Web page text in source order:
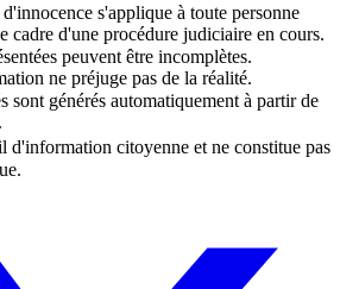
s'applique à toute personne
cadre d'une procédure judiciaire en cours.
peuvent être incomplètes.
ne préjuge pas de la réalité.
sont générés automatiquement à partir de
d'information citoyenne et ne constitue pas